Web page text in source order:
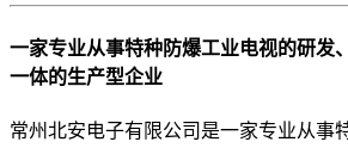
一家专业从事特种防爆工业电视的研发
一体的生产型企业
常州北安电子有限公司是一家专业从事